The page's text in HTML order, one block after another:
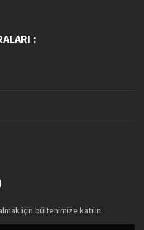
:
için bültenimize katılın.